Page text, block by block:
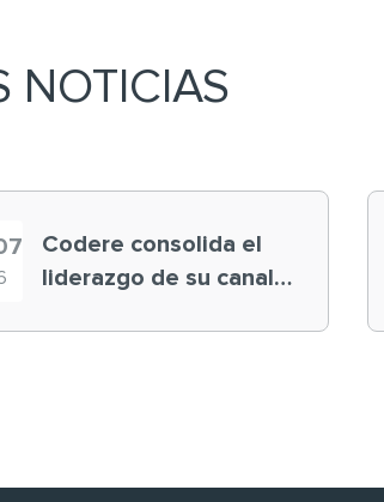
NOTICIAS
Codere consolida el
liderazgo de su canal